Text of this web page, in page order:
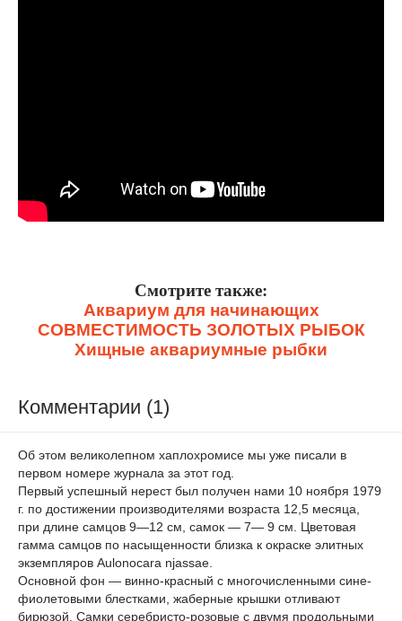
Смотрите также:
Аквариум для начинающих
СОВМЕСТИМОСТЬ ЗОЛОТЫХ РЫБОК
Хищные аквариумные рыбки
Комментарии (1)
Об этом великолепном хаплохромисе мы уже писали в
первом номере журнала за этот год.
Первый успешный нерест был получен нами 10 ноября 1979
г. по достижении производителями возраста 12,5 месяца,
при длине самцов 9—12 см, самок — 7— 9 см. Цветовая
гамма самцов по насыщенности близка к окраске элитных
экземпляров Aulonocara njassae.
Основной фон — винно-красный с многочисленными сине-
фиолетовыми блестками, жаберные крышки отливают
бирюзой. Самки серебристо-розовые с двумя продольными